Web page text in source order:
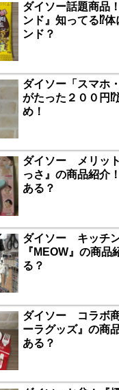
ダイソー話題商品
ンド』知ってる⁉
ンド？
ダイソー「スマホ
がたった２００円
め！
ダイソー メリッ
っさ』の商品紹介
ある？
ダイソー キッチ
『MEOW』の商品
る？
ダイソー コラボ
ーラグッズ』の商
ある？